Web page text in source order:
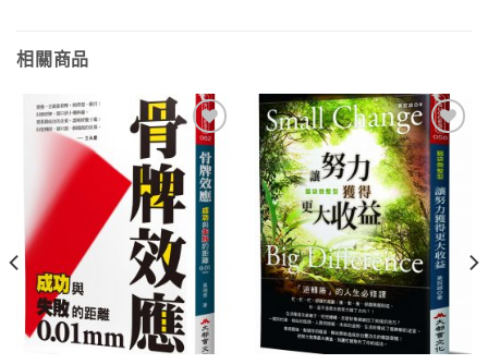
相關商品
加入
「願
望清
單」
加入
「願
望清
單」